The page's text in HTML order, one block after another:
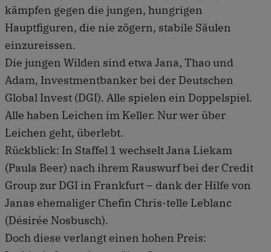
kämpfen gegen die jungen, hungrigen
Hauptfiguren, die nie zögern, stabile Säulen
einzureissen.
Die jungen Wilden sind etwa Jana, Thao und
Adam, Investmentbanker bei der Deutschen
Global Invest (DGI). Alle spielen ein Doppelspiel.
Alle haben Leichen im Keller. Nur wer über
Leichen geht, überlebt.
Rückblick: In Staffel 1 wechselt Jana Liekam
(Paula Beer) nach ihrem Rauswurf bei der Credit
Group zur DGI in Frankfurt – dank der Hilfe von
Janas ehemaliger Chefin Chris-telle Leblanc
(Désirée Nosbusch).
Doch diese verlangt einen hohen Preis: